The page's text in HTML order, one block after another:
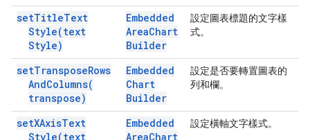
setTitleText
Style(text
Style)
Embedded
AreaChart
Builder
設定圖表標題的文字樣
式。
setTransposeRows
AndColumns(
transpose)
Embedded
Chart
Builder
設定是否要轉置圖表的
列和欄。
setXAxisText
Style(text
Embedded
AreaChart
設定橫軸文字樣式。